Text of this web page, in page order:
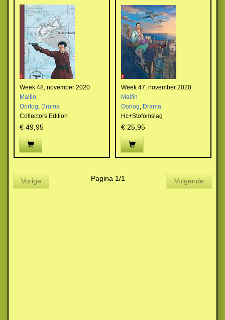
Week 48, november 2020
Malfin
Oorlog, Drama
Collectors Edition
€ 49,95
Week 47, november 2020
Malfin
Oorlog, Drama
Hc+Stofomslag
€ 25,95
Vorige Pagina 1/1 Volgende